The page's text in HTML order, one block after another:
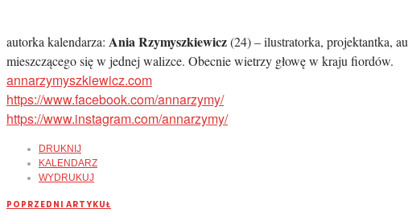
autorka kalendarza: Ania Rzymyszkiewicz(24) – ilustratorka, projektantka,
mieszczącego się w jednej walizce. Obecnie wietrzy głowę w kraju fiordów.
annarzymyszkiewicz.com
https://www.facebook.com/annarzymy/
https://www.instagram.com/annarzymy/
DRUKNIJ
KALENDARZ
WYDRUKUJ
POPRZEDNI ARTYKUŁ